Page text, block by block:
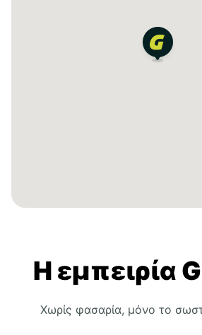
Η εμπειρία
Χωρίς φασαρία, μόνο το